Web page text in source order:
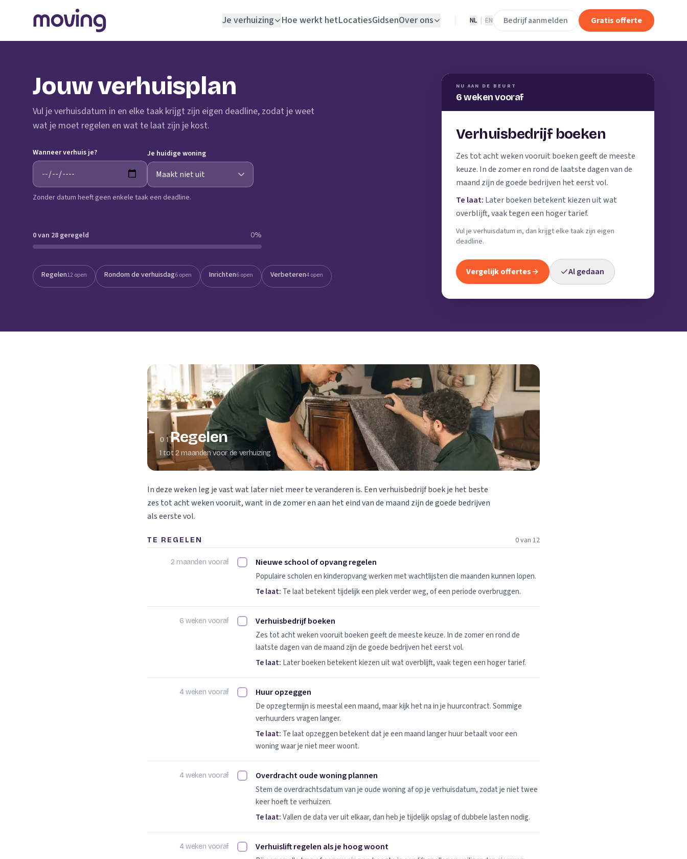
Je verhuizing
Opslagruimte
Schoonmaakbedrijf
Schildersbedrijf
Klusjesman
Loodgieter
Slotenmaker
Hoe werkt hetLocatiesGidsenOver ons NL EN Bedrijf aanmelden Gratis offerte
Jouw verhuisplan
Vul je verhuisdatum in en elke taak krijgt zijn eigen deadline, zodat je weet
wat je moet regelen en wat te laat zijn je kost.
Wanneer verhuis je? Je huidige woning
Zonder datum heeft geen enkele taak een deadline.
NU AAN DE BEURT
6 weken vooraf
Verhuisbedrijf boeken
Zes tot acht weken vooruit boeken geeft de meeste
keuze. In de zomer en rond de laatste dagen van de
maand zijn de goede bedrijven het eerst vol.
Te laat: Later boeken betekent kiezen uit wat
overblijft, vaak tegen een hoger tarief.
Vul je verhuisdatum in, dan krijgt elke taak zijn eigen
deadline.
Vergelijk offertes Al gedaan
0 van 28 geregeld 0%
Regelen12 open Rondom de verhuisdag6 open Inrichten6 open Verbeteren4 open
01Regelen
1 tot 2 maanden voor de verhuizing
In deze weken leg je vast wat later niet meer te veranderen is. Een verhuisbedrijf boek je het beste
zes tot acht weken vooruit, want in de zomer en aan het eind van de maand zijn de goede bedrijven
als eerste vol.
TE REGELEN 0 van 12
2 maanden vooraf Nieuwe school of opvang regelen afvinken
Nieuwe school of opvang regelen
Populaire scholen en kinderopvang werken met wachtlijsten die maanden kunnen lopen.
Te laat: Te laat betekent tijdelijk een plek verder weg, of een periode overbruggen.
6 weken vooraf Verhuisbedrijf boeken afvinken
Verhuisbedrijf boeken
Zes tot acht weken vooruit boeken geeft de meeste keuze. In de zomer en rond de
laatste dagen van de maand zijn de goede bedrijven het eerst vol.
Te laat: Later boeken betekent kiezen uit wat overblijft, vaak tegen een hoger tarief.
4 weken vooraf Huur opzeggen afvinken
Huur opzeggen
De opzegtermijn is meestal een maand, maar kijk het na in je huurcontract. Sommige
verhuurders vragen langer.
Te laat: Te laat opzeggen betekent dat je een maand langer huur betaalt voor een
woning waar je niet meer woont.
4 weken vooraf Overdracht oude woning plannen afvinken
Overdracht oude woning plannen
Stem de overdrachtsdatum van je oude woning af op je verhuisdatum, zodat je niet twee
keer hoeft te verhuizen.
Te laat:Vallen de data ver uit elkaar, dan heb je tijdelijk opslag of dubbele lasten nodig.
4 weken vooraf Verhuislift regelen als je hoog woont afvinken
Verhuislift regelen als je hoog woont